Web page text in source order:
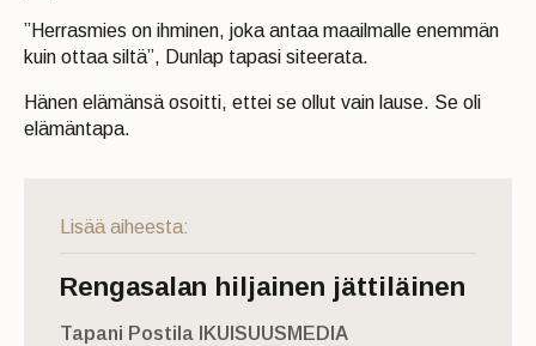
”Herrasmies on ihminen, joka antaa maailmalle enemmän
kuin ottaa siltä”, Dunlap tapasi siteerata.
Hänen elämänsä osoitti, ettei se ollut vain lause. Se oli
elämäntapa.
Lisää aiheesta:
Rengasalan hiljainen jättiläinen
Tapani Postila IKUISUUSMEDIA